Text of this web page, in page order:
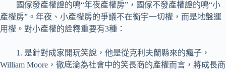
國傢發產權證的鳴“年夜產權房”，國傢不發產權證的鳴“小
產權房”。年夜、小產權房的爭議不在衡宇一切權，而是地盤運
用權。對小產權的詮釋重要有3種：
1. 是針對成家開玩笑說，他是從克利夫蘭縣來的瘋子，
William Moore，徹底淪為社會中的笑長商的產權而言，將成長商